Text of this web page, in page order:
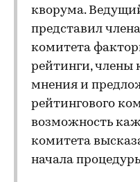
кворума.
представил
комитета
рейтинги, члены
мнения и
рейтингового
возможность
комитета
начала